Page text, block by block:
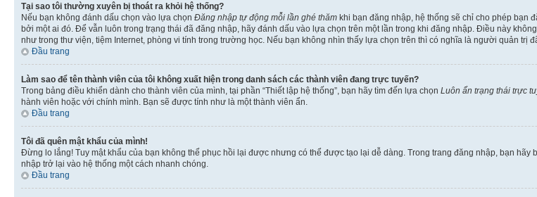
Tại sao tôi thường xuyên bị thoát ra khỏi hệ thống?
Nếu bạn không đánh dấu chọn vào lựa chọn Đăng nhập tự động mỗi lần ghé thăm khi bạn đăng nhập, hệ thống sẽ chỉ cho phép bạn
bởi một ai đó. Để vẫn luôn trong trạng thái đã đăng nhập, hãy đánh dấu vào lựa chọn trên một lần trong khi đăng nhập. Điều này
như trong thư viện, tiệm Internet, phòng vi tính trong trường học. Nếu bạn không nhìn thấy lựa chọn trên thì có nghĩa là người quản trị
Đầu trang
Làm sao để tên thành viên của tôi không xuất hiện trong danh sách các thành viên đang trực tuyến?
Trong bảng điều khiển dành cho thành viên của mình, tại phần “Thiết lập hệ thống”, bạn hãy tìm đến lựa chọn Luôn ẩn trạng thái trực
hành viên hoặc với chính mình. Bạn sẽ được tính như là một thành viên ẩn.
Đầu trang
Tôi đã quên mật khẩu của mình!
Đừng lo lắng! Tuy mật khẩu của bạn không thể phục hồi lại được nhưng có thể được tạo lại dễ dàng. Trong trang đăng nhập, bạn hãy
nhập trở lại vào hệ thống một cách nhanh chóng.
Đầu trang